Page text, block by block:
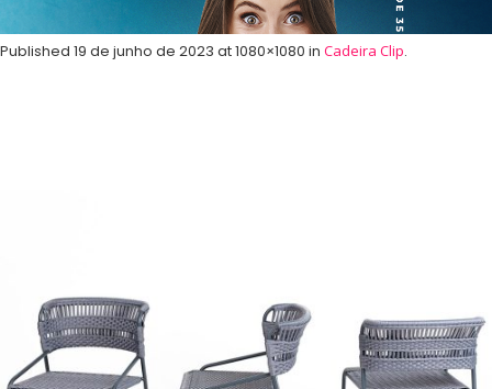
Published 19 de junho de 2023 at 1080×1080 in Cadeira Clip.